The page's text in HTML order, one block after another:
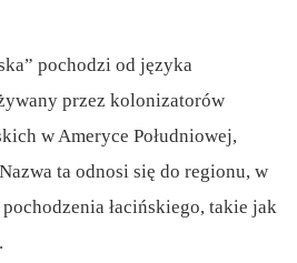
pochodzi od języka
przez kolonizatorów
w Ameryce Południowej,
ta odnosi się do regionu, w
łacińskiego, takie jak